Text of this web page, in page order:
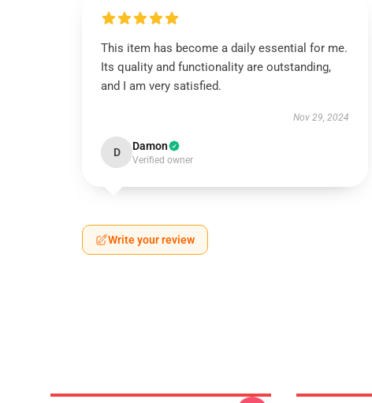
This item has become a daily essential for me.
Its quality and functionality are outstanding,
and I am very satisfied.
Nov 29, 2024
D Damon
Verified owner
Write your review